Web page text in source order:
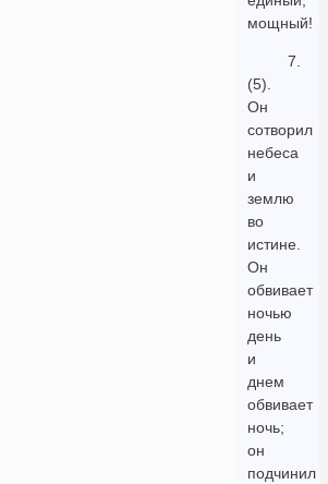
мощный!
7.
(5).
Он
сотворил
небеса
и
землю
во
истине.
Он
обвивает
ночью
день
и
днем
обвивает
ночь;
он
подчинил